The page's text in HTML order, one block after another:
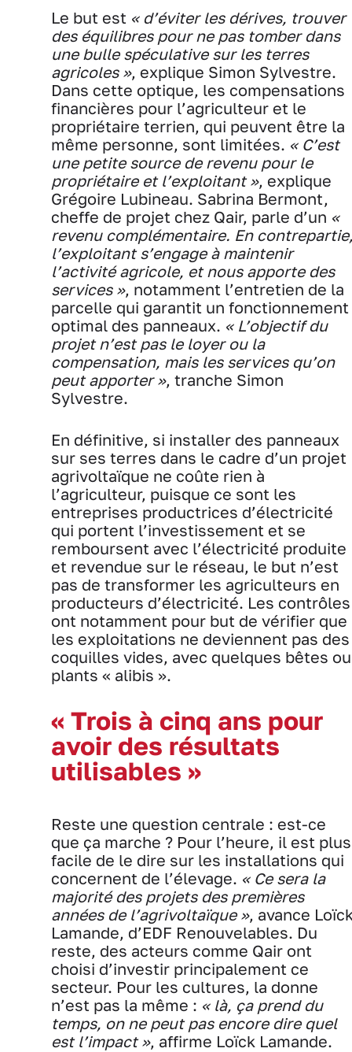
Le but est « d’éviter les dérives, trouver
des équilibres pour ne pas tomber dans
une bulle spéculative sur les terres
agricoles », explique Simon Sylvestre.
Dans cette optique, les compensations
financières pour l’agriculteur et le
propriétaire terrien, qui peuvent être la
même personne, sont limitées. « C’est
une petite source de revenu pour le
propriétaire et l’exploitant », explique
Grégoire Lubineau. Sabrina Bermont,
cheffe de projet chez Qair, parle d’un «
revenu complémentaire. En
l’exploitant s’engage à maintenir
l’activité agricole, et nous apporte des
services », notamment l’entretien de la
parcelle qui garantit un fonctionnement
optimal des panneaux. « L’objectif du
projet n’est pas le loyer ou la
compensation, mais les services qu’on
peut apporter », tranche Simon
Sylvestre.
En définitive, si installer des panneaux
sur ses terres dans le cadre d’un projet
agrivoltaïque ne coûte rien à
l’agriculteur, puisque ce sont les
entreprises productrices d’électricité
qui portent l’investissement et se
remboursent avec l’électricité produite
et revendue sur le réseau, le but n’est
pas de transformer les agriculteurs en
producteurs d’électricité. Les contrôles
ont notamment pour but de vérifier que
les exploitations ne deviennent pas des
coquilles vides, avec quelques bêtes ou
plants « alibis ».
« Trois à cinq ans pour
avoir des résultats
utilisables »
Reste une question centrale : est-ce
que ça marche ? Pour l’heure, il est plus
facile de le dire sur les installations qui
concernent de l’élevage. « Ce sera la
majorité des projets des premières
années de l’agrivoltaïque », avance
Lamande, d’EDF Renouvelables. Du
reste, des acteurs comme Qair ont
choisi d’investir principalement ce
secteur. Pour les cultures, la donne
n’est pas la même : « là, ça prend du
temps, on ne peut pas encore dire quel
est l’impact », affirme Loïck Lamande.